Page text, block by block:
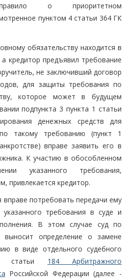
правило о приоритетном
пунктом 4 статьи 364 ГК
обязательству находится в
кредитор предъявил требование
не заключивший договор
для защиты требования по
которое может в будущем
подпункта 3 пункта 1 статьи
денежных средств для
такому требованию (пункт 1
вправе заявить его в
К участию в обособленном
указанного требования,
привлекается кредитор.
потребовать передачи ему
требования в суде и
В этом случае суд по
выносит определение о замене
в виде отдельного судебного
статьи 184 Арбитражного
Российской Федерации (далее -